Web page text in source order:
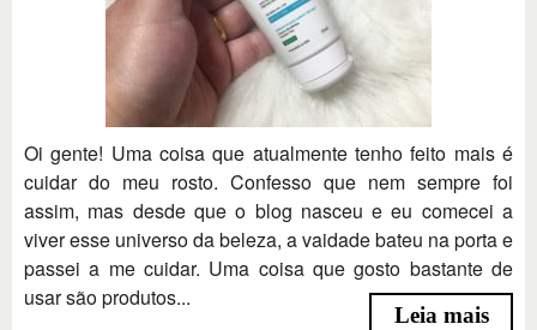
Oi gente! Uma coisa que atualmente tenho feito mais é
cuidar do meu rosto. Confesso que nem sempre foi
assim, mas desde que o blog nasceu e eu comecei a
viver esse universo da beleza, a vaidade bateu na porta e
passei a me cuidar. Uma coisa que gosto bastante de
usar são produtos...
Leia mais